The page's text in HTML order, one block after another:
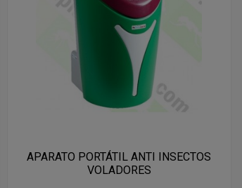
APARATO PORTÁTIL ANTI INSECTOS
VOLADORES